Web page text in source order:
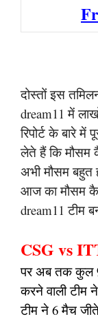
दोस्तों इस
dream11 में
रिपोर्ट के बारे
लेते हैं कि मौसम
अभी मौसम बहुत
आज का मौसम
dream11 टीम
CSG vs ITT
पर अब तक कुल
करने वाली टीम
टीम ने 6 मैच